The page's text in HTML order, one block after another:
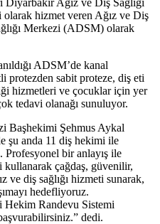
olarak hizmet veren Ağız ve Diş
Merkezi (ADSM) olarak
ADSM’de kanal
protezden sabit proteze, diş eti
hizmetleri ve çocuklar için yer
tedavi olanağı sunuluyor.
Başhekimi Şehmus Aykal
şu anda 11 diş hekimi ile
Profesyonel bir anlayış ile
çağdaş, güvenilir,
ve diş sağlığı hizmeti sunarak,
hedefliyoruz.
Hekim Randevu Sistemi
dedi.